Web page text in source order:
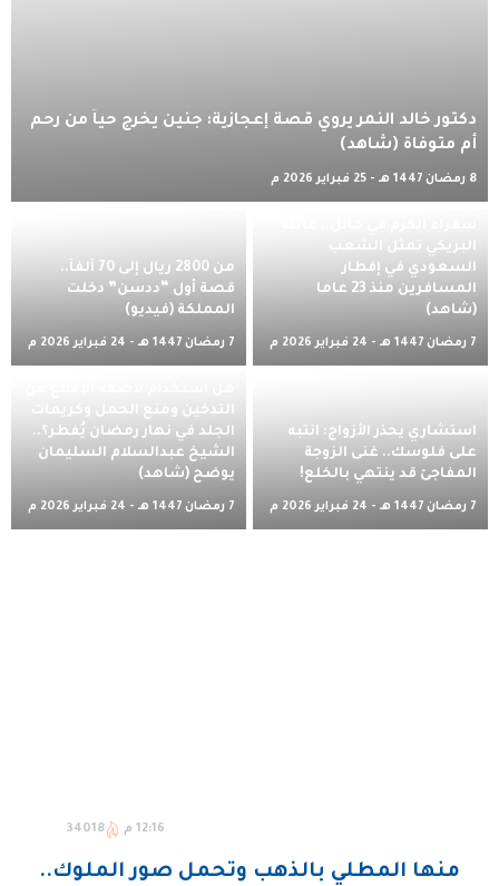
دكتور خالد النمر يروي قصة إعجازية: جنين يخرج حياً من رحم
أم متوفاة (شاهد)
8 رمضان 1447 هـ - 25 فبراير 2026 م
البريكي تمثل الشعب
السعودي في إفطار
المسافرين منذ 23 عاما
(شاهد)
7 رمضان 1447 هـ - 24 فبراير 2026 م
من 2800 ريال إلى 70 ألفاً..
قصة أول “ددسن” دخلت
المملكة (فيديو)
7 رمضان 1447 هـ - 24 فبراير 2026 م
استشاري يحذر الأزواج: انتبه
على فلوسك.. غنى الزوجة
المفاجئ قد ينتهي بالخلع!
7 رمضان 1447 هـ - 24 فبراير 2026 م
التدخين ومنع الحمل وكريمات
الجلد في نهار رمضان يُفطر؟..
الشيخ عبدالسلام السليمان
يوضح (شاهد)
7 رمضان 1447 هـ - 24 فبراير 2026 م
12:16 م 34018
منها المطلي بالذهب وتحمل صور الملوك..